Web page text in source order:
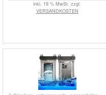
inkl. 19 % MwSt. zzgl.
VERSANDKOSTEN